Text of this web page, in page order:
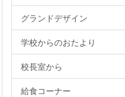
グランドデザイン
学校からのおたより
校長室から
給食コーナー